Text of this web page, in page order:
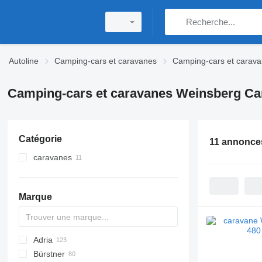
Autoline Camping-cars et caravanes Camping-cars et
Camping-cars et caravanes Weinsberg
Catégorie
caravanes
Marque
Adria
Action
Bürstner
11